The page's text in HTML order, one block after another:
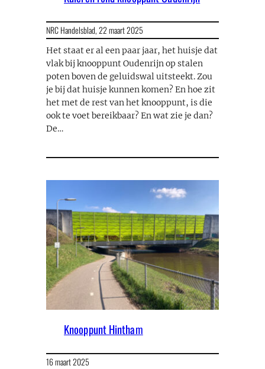
NRC Handelsblad,22 maart 2025
Het staat er al een paar jaar, het huisje dat
vlak bij knooppunt Oudenrijn op stalen
poten boven de geluidswal uitsteekt. Zou
je bij dat huisje kunnen komen? En hoe zit
het met de rest van het knooppunt, is die
ook te voet bereikbaar? En wat zie je dan?
De…
Knooppunt Hintham
16 maart 2025